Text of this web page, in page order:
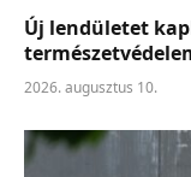
Új lendületet
2026. augusztus 10.